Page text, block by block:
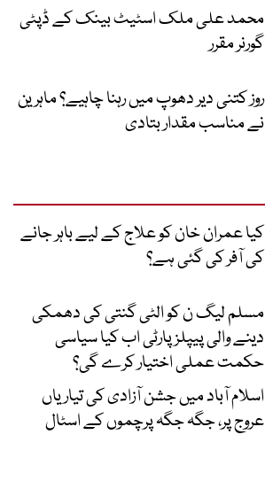
محمد علی ملک اسٹیٹ بینک کے ڈپٹی
گورنر مقرر
روز کتنی دیر دھوپ میں رہنا چاہیے؟ ماہرین
نے مناسب مقدار بتادی
کیا عمران خان کو علاج کے لیے باہر جانے
کی آفر کی گئی ہے؟
مسلم لیگ ن کو الٹی گنتی کی دھمکی
دینے والی پیپلز پارٹی اب کیا سیاسی
حکمت عملی اختیار کرے گی؟
اسلام آباد میں جشن آزادی کی تیاریاں
عروج پر، جگہ جگہ پرچموں کے اسٹال